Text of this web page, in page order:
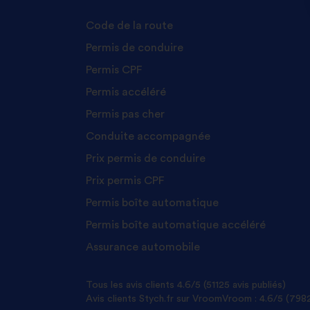
Code de la route
Permis de conduire
Permis CPF
Permis accéléré
Permis pas cher
Conduite accompagnée
Prix permis de conduire
Prix permis CPF
Permis boîte automatique
Permis boîte automatique accéléré
Assurance automobile
Tous les avis clients 4.6/5 (51125 avis publiés)
Avis clients Stych.fr sur VroomVroom : 4.6/5